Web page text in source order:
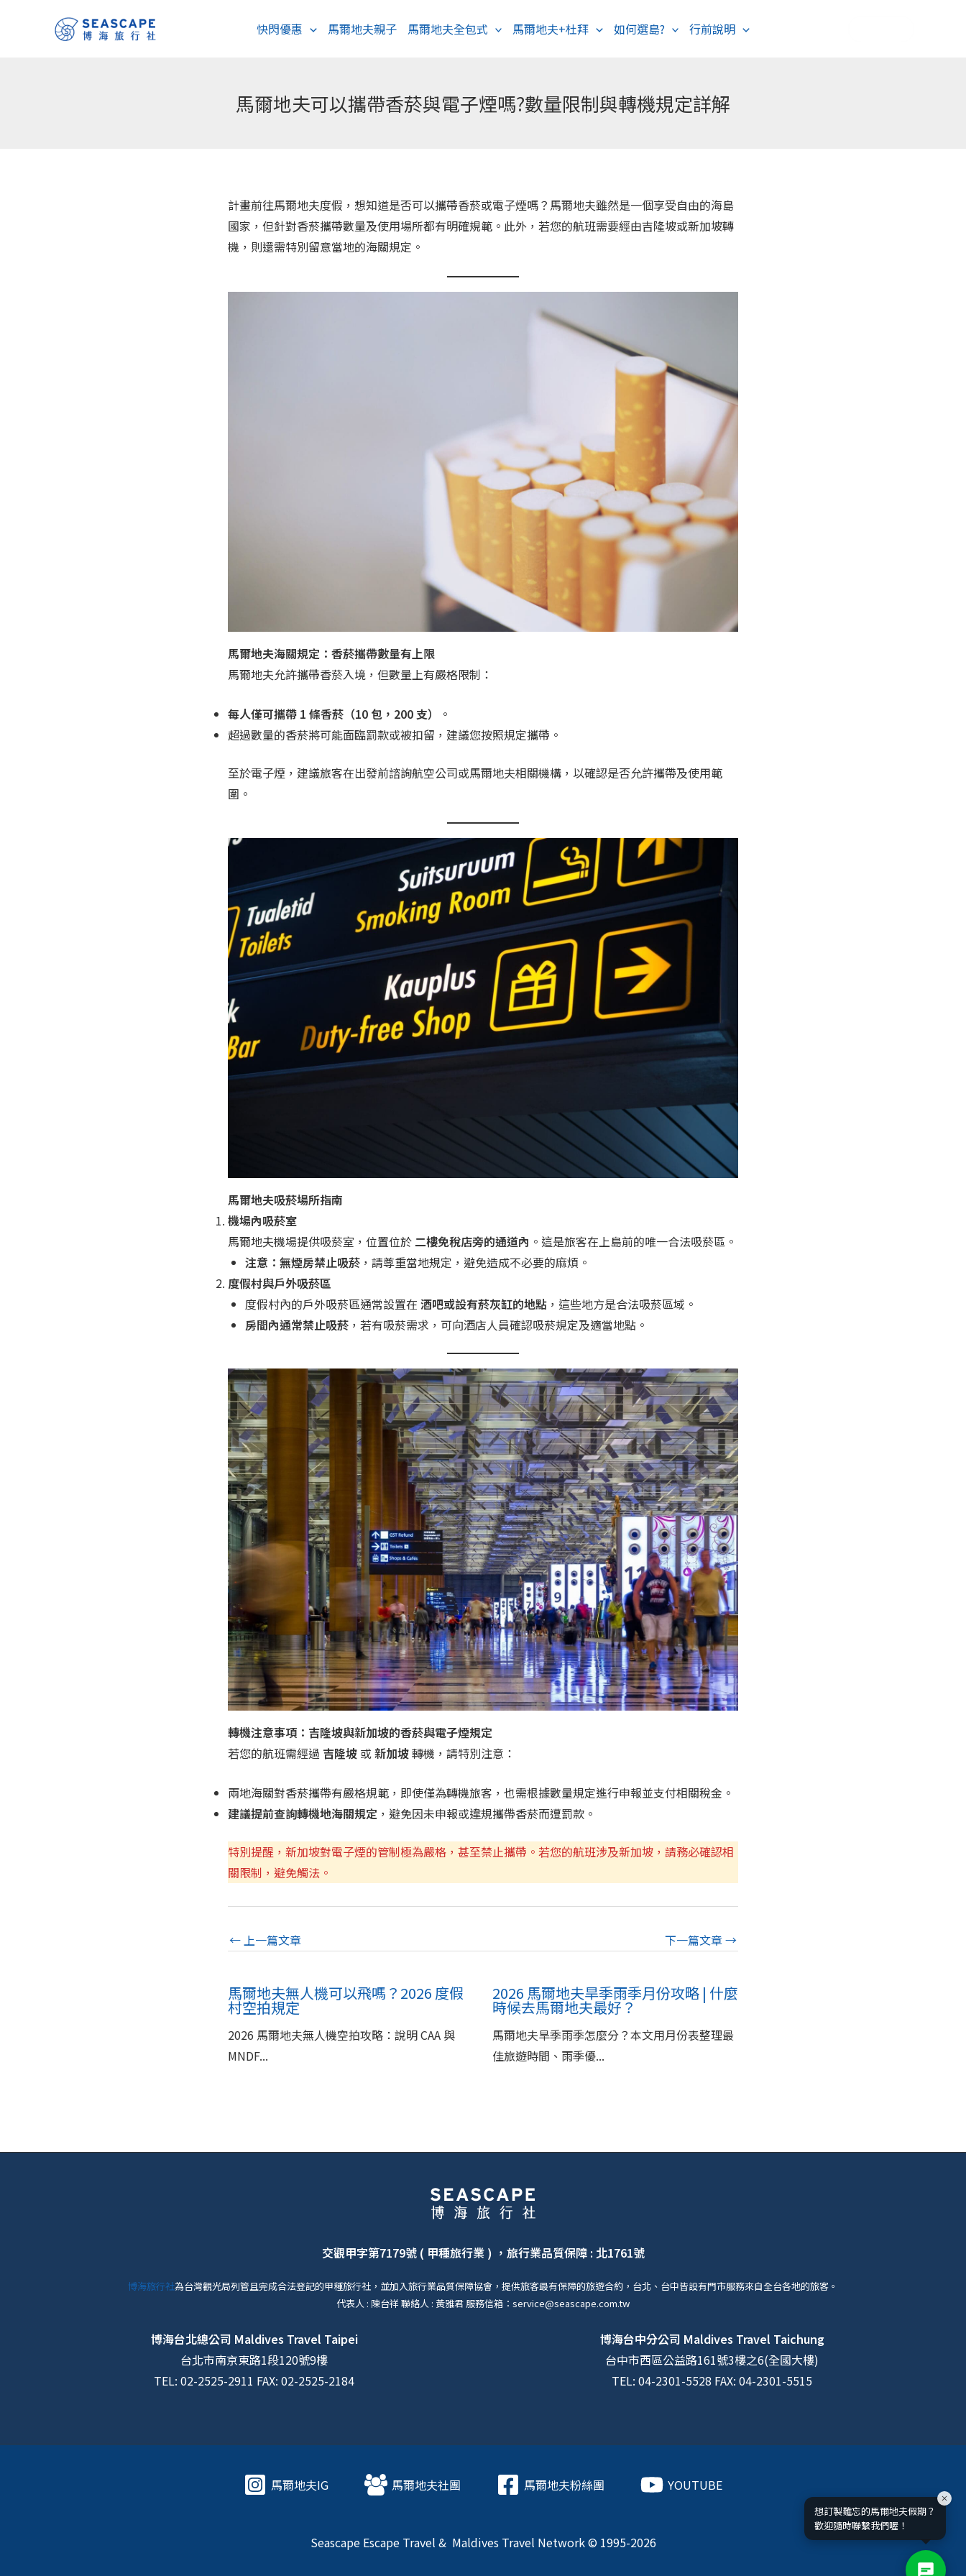
快閃優惠 馬爾地夫親子 馬爾地夫全包式 馬爾地夫+杜拜 如何選島? 行前說明
馬爾地夫可以攜帶香菸與電子煙嗎?數量限制與轉機規定詳解
計畫前往馬爾地夫度假，想知道是否可以攜帶香菸或電子煙嗎？馬爾地夫雖然是一個享受自由的海島
國家，但針對香菸攜帶數量及使用場所都有明確規範。此外，若您的航班需要經由吉隆坡或新加坡轉
機，則還需特別留意當地的海關規定。
馬爾地夫海關規定：香菸攜帶數量有上限
馬爾地夫允許攜帶香菸入境，但數量上有嚴格限制：
每人僅可攜帶 1 條香菸（10 包，200 支）
。
超過數量的香菸將可能面臨罰款或被扣留，建議您按照規定攜帶。
至於電子煙，建議旅客在出發前諮詢航空公司或馬爾地夫相關機構，以確認是否允許攜帶及使用範
圍。
馬爾地夫吸菸場所指南
機場內吸菸室
馬爾地夫機場提供吸菸室，位置位於二樓免稅店旁的通道內 。這是旅客在上島前的唯一合法吸菸區。
注意：無煙房禁止吸菸 ，請尊重當地規定，避免造成不必要的麻煩。
度假村與戶外吸菸區
度假村內的戶外吸菸區通常設置在 酒吧或設有菸灰缸的地點 ，這些地方是合法吸菸區域。
房間內通常禁止吸菸 ，若有吸菸需求，可向酒店人員確認吸菸規定及適當地點。
轉機注意事項：吉隆坡與新加坡的香菸與電子煙規定
若您的航班需經過 吉隆坡 或新加坡轉機，請特別注意：
兩地海關對香菸攜帶有嚴格規範，即使僅為轉機旅客，也需根據數量規定進行申報並支付相關稅金。
建議提前查詢轉機地海關規定 ，避免因未申報或違規攜帶香菸而遭罰款。
特別提醒，新加坡對電子煙的管制極為嚴格，甚至禁止攜帶。若您的航班涉及新加坡，請務必確認相
關限制，避免觸法。
← 上一篇文章 下一篇文章→
馬爾地夫無人機可以飛嗎？2026 度假
村空拍規定
2026 馬爾地夫無人機空拍攻略：說明 CAA 與
MNDF...
2026 馬爾地夫旱季雨季月份攻略 | 什麼
時候去馬爾地夫最好？
馬爾地夫旱季雨季怎麼分？本文用月份表整理最
佳旅遊時間、雨季優...
交觀甲字第7179號 ( 甲種旅行業 ) ，旅行業品質保障 : 北1761號
博海旅行社為台灣觀光局列管且完成合法登記的甲種旅行社，並加入旅行業品質保障協會，提供旅客最有保障的旅遊合約，台北、台中皆設有門市服務來自全台各地的旅客。
代表人 : 陳台祥 聯絡人 : 黃雅君 服務信箱：service@seascape.com.tw
博海台北總公司 Maldives Travel Taipei
台北市南京東路1段120號9樓
TEL: 02-2525-2911 FAX: 02-2525-2184
博海台中分公司 Maldives Travel Taichung
台中市西區公益路161號3樓之6(全國大樓)
TEL: 04-2301-5528 FAX: 04-2301-5515
馬爾地夫IG 馬爾地夫社團 馬爾地夫粉絲團 YOUTUBE
Seascape Escape Travel & Maldives Travel Network © 1995-2026
想訂製難忘的馬爾地夫假期？
歡迎隨時聯繫我們喔！